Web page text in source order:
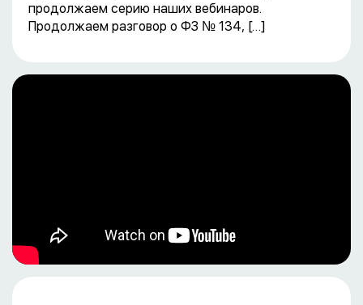
продолжаем серию наших вебинаров.
Продолжаем разговор о ФЗ № 134, […]